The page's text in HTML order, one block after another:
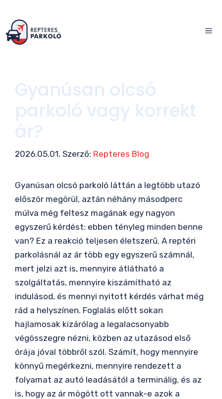
tartalomba
Gyanúsan olcsó
parkoló vagy korrekt
ár?
2026.05.01. Szerző: Repteres Blog
Gyanúsan olcsó parkoló láttán a legtöbb utazó
először megörül, aztán néhány másodperc
múlva még feltesz magának egy nagyon
egyszerű kérdést: ebben tényleg minden benne
van? Ez a reakció teljesen életszerű. A reptéri
parkolásnál az ár több egy egyszerű számnál,
mert jelzi azt is, mennyire átlátható a
szolgáltatás, mennyire kiszámítható az
indulásod, és mennyi nyitott kérdés várhat még
rád a helyszínen. Foglalás előtt sokan
hajlamosak kizárólag a legalacsonyabb
végösszegre nézni, közben az utazásod első
órája jóval többről szól. Számít, hogy mennyire
könnyű megérkezni, mennyire rendezett a
folyamat az autó leadásától a terminálig, és az
is, hogy az ár mögött ott vannak-e azok a